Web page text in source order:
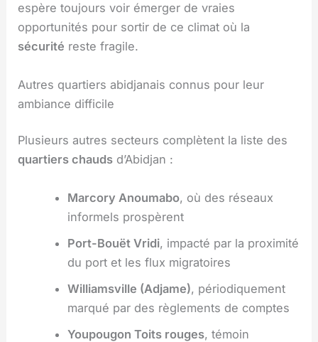
espère toujours voir émerger de vraies
opportunités pour sortir de ce climat où la
sécurité reste fragile.
Autres quartiers abidjanais connus pour leur
ambiance difficile
Plusieurs autres secteurs complètent la liste des
quartiers chauds d’Abidjan :
Marcory Anoumabo, où des réseaux
informels prospèrent
Port-Bouët Vridi, impacté par la proximité
du port et les flux migratoires
Williamsville (Adjame), périodiquement
marqué par des règlements de comptes
Youpougon Toits rouges, témoin